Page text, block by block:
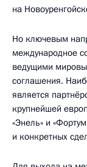
на
Но ключевым
международное
ведущими
соглашения.
является
крупнейшей
«Энель» и
и конкретных